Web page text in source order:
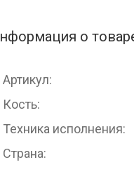
о
Артикул
Кость
Техника исполнения
Страна